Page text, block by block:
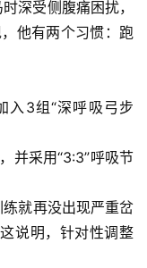
深受侧腹痛困扰，
他有两个习惯：跑
入3组“深呼吸弓步
并采用“3:3”呼吸节
就再没出现严重岔
说明，针对性调整